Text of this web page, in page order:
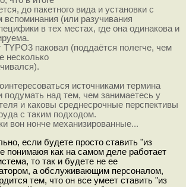
до пакетного вида и установки с
(или разучивания
в тех местах, где она одинакова и
TYPO3 паковал (поддаётся полегче, чем
несколько
источниками термина
подумать над тем, чем занимаетесь у
и каковы среднесрочные перспективы
с таким подходом.
вон нонче механизированные...
если будете просто ставить "из
понимаюя как на самом деле работает
то так и будете не ее
а обслуживающим персоналом,
тем, что он все умеет ставить "из